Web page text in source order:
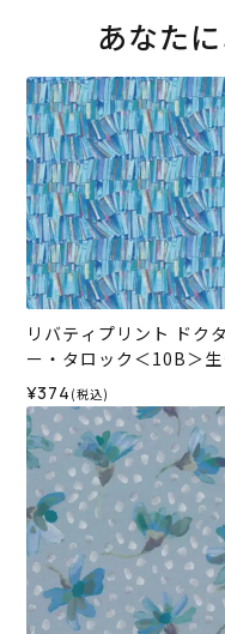
あなた
リバティプリント ドクタ
ー・タロック＜10B＞生
（ホビーラホビーレオリ
ナル）2026AW
¥374 (税込)